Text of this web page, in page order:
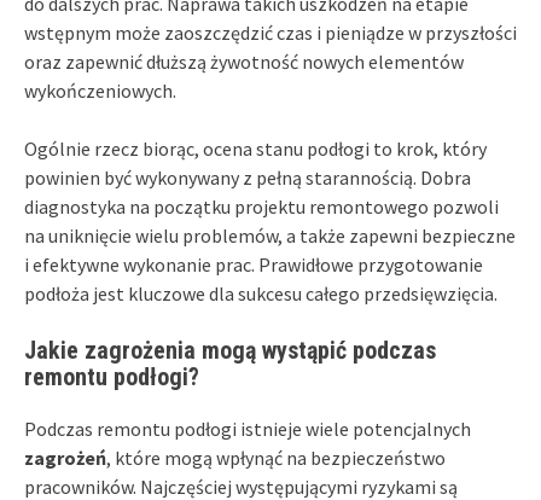
wstępnym może zaoszczędzić czas i pieniądze w przyszłości
oraz zapewnić dłuższą żywotność nowych elementów
wykończeniowych.
Ogólnie rzecz biorąc, ocena stanu podłogi to krok, który
powinien być wykonywany z pełną starannością. Dobra
diagnostyka na początku projektu remontowego pozwoli
na uniknięcie wielu problemów, a także zapewni bezpieczne
i efektywne wykonanie prac. Prawidłowe przygotowanie
podłoża jest kluczowe dla sukcesu całego przedsięwzięcia.
Jakie zagrożenia mogą wystąpić podczas
remontu podłogi?
Podczas remontu podłogi istnieje wiele potencjalnych
zagrożeń, które mogą wpłynąć na bezpieczeństwo
pracowników. Najczęściej występującymi ryzykami są